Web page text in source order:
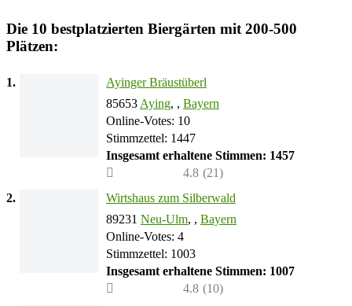
Die 10 bestplatzierten Biergärten mit 200-500
Plätzen:
1.
Ayinger Bräustüberl
85653 Aying, , Bayern
Online-Votes: 10
Stimmzettel: 1447
Insgesamt erhaltene Stimmen: 1457
4.8 (21)
2.
Wirtshaus zum Silberwald
89231 Neu-Ulm, , Bayern
Online-Votes: 4
Stimmzettel: 1003
Insgesamt erhaltene Stimmen: 1007
4.8 (10)